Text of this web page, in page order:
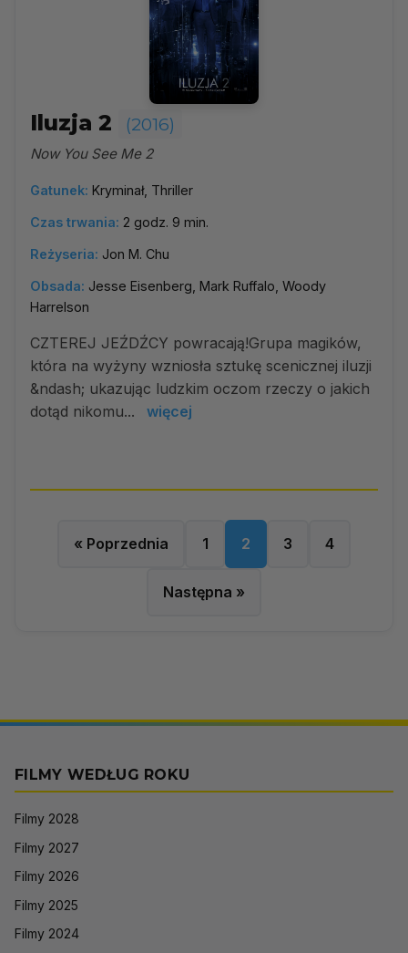
Iluzja 2 (2016)
Now You See Me 2
Gatunek: Kryminał, Thriller
Czas trwania: 2 godz. 9 min.
Reżyseria: Jon M. Chu
Obsada: Jesse Eisenberg, Mark Ruffalo, Woody
Harrelson
CZTEREJ JEŹDŹCY powracają!Grupa magików,
która na wyżyny wzniosła sztukę scenicznej iluzji
&ndash; ukazując ludzkim oczom rzeczy o jakich
dotąd nikomu...
więcej
« Poprzednia 1 2 3 4
Następna »
FILMY WEDŁUG ROKU
Filmy 2028
Filmy 2027
Filmy 2026
Filmy 2025
Filmy 2024